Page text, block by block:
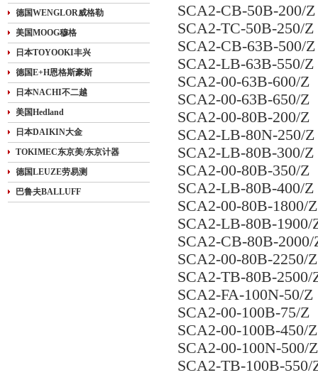
德国WENGLOR威格勒
美国MOOG穆格
日本TOYOOKI丰兴
德国E+H恩格斯豪斯
日本NACHI不二越
美国Hedland
日本DAIKIN大金
TOKIMEC东京美/东京计器
德国LEUZE劳易测
巴鲁夫BALLUFF
SCA2-CB-50B-200/Z
SCA2-TC-50B-250/Z
SCA2-CB-63B-500/Z
SCA2-LB-63B-550/Z
SCA2-00-63B-600/Z
SCA2-00-63B-650/Z
SCA2-00-80B-200/Z
SCA2-LB-80N-250/Z
SCA2-LB-80B-300/Z
SCA2-00-80B-350/Z
SCA2-LB-80B-400/Z
SCA2-00-80B-1800/Z
SCA2-LB-80B-1900/
SCA2-CB-80B-2000/
SCA2-00-80B-2250/Z
SCA2-TB-80B-2500/
SCA2-FA-100N-50/Z
SCA2-00-100B-75/Z
SCA2-00-100B-450/Z
SCA2-00-100N-500/Z
SCA2-TB-100B-550/